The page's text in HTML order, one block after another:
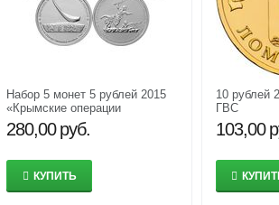
Набор 5 монет 5 рублей 2015
«Крымские операции
(Освобождение Крыма)»
280,00 руб.
КУПИТЬ
10 рублей
ГВС
103,00